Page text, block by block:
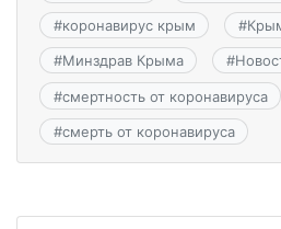
#коронавирус крым #
#Минздрав Крыма #
#смертность от коронавируса
#смерть от коронавируса